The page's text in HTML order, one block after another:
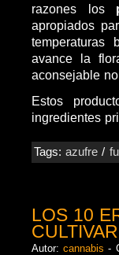
razones los
apropiados
avance la
aconsejable
Estos
ingredientes
Tags:azufre /
LOS 10
Autor:cannabis -